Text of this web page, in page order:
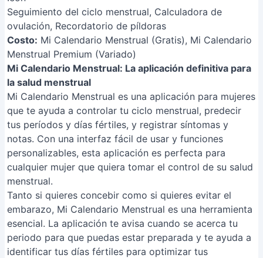
Seguimiento del ciclo menstrual, Calculadora de
ovulación, Recordatorio de píldoras
Costo: Mi Calendario Menstrual (Gratis), Mi Calendario
Menstrual Premium (Variado)
Mi Calendario Menstrual: La aplicación definitiva para
la salud menstrual
Mi Calendario Menstrual es una aplicación para mujeres
que te ayuda a controlar tu ciclo menstrual, predecir
tus períodos y días fértiles, y registrar síntomas y
notas. Con una interfaz fácil de usar y funciones
personalizables, esta aplicación es perfecta para
cualquier mujer que quiera tomar el control de su salud
menstrual.
Tanto si quieres concebir como si quieres evitar el
embarazo, Mi Calendario Menstrual es una herramienta
esencial. La aplicación te avisa cuando se acerca tu
periodo para que puedas estar preparada y te ayuda a
identificar tus días fértiles para optimizar tus